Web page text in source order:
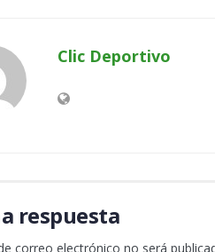
Clic Deportivo
respuesta
correo electrónico no será